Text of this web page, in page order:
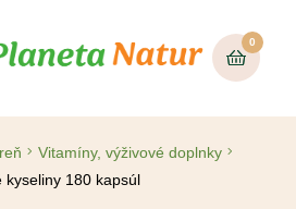
0
Vitamíny, výživové doplnky
kyseliny 180 kapsúl